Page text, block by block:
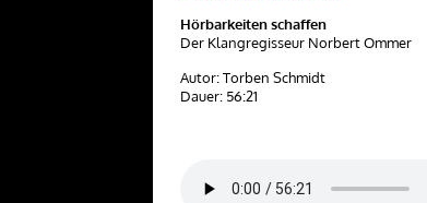
Hörbarkeiten schaffen
Der Klangregisseur Norbert Ommer
Autor: Torben Schmidt
Dauer: 56:21